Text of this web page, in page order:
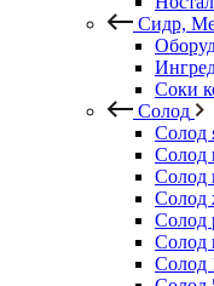
Сидр,
Соки
Солод
Солод
Солод
Солод
Солод
Солод
Солод
Солод